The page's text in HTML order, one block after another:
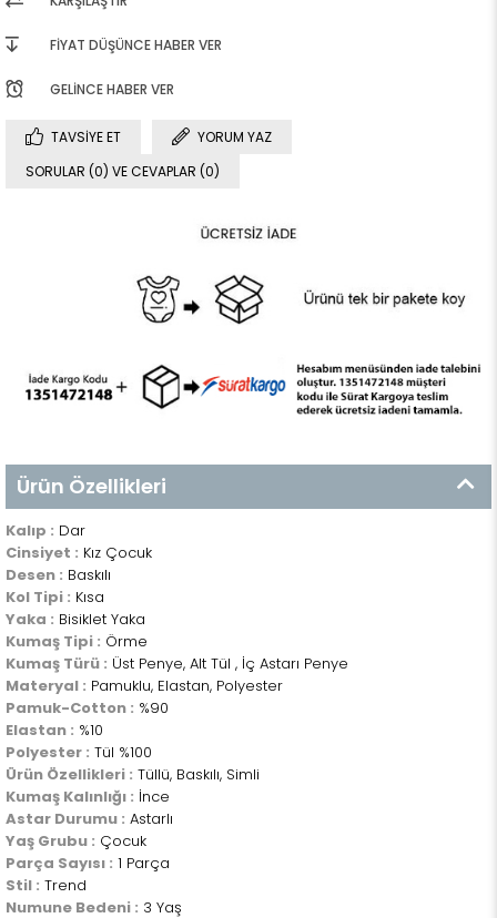
FIYAT DÜŞÜNCE HABER VER
GELINCE HABER VER
TAVSIYE ET
YORUM YAZ
SORULAR (0) VE CEVAPLAR (0)
Ürün Özellikleri
Kalıp : Dar
Cinsiyet : Kız Çocuk
Desen : Baskılı
Kol Tipi : Kısa
Yaka : Bisiklet Yaka
Kumaş Tipi : Örme
Kumaş Türü : Üst Penye, Alt Tül , İç Astarı Penye
Materyal : Pamuklu, Elastan, Polyester
Pamuk-Cotton : %90
Elastan : %10
Polyester : Tül %100
Ürün Özellikleri : Tüllü, Baskılı, Simli
Kumaş Kalınlığı : İnce
Astar Durumu : Astarlı
Yaş Grubu : Çocuk
Parça Sayısı : 1 Parça
Stil : Trend
Numune Bedeni : 3 Yaş